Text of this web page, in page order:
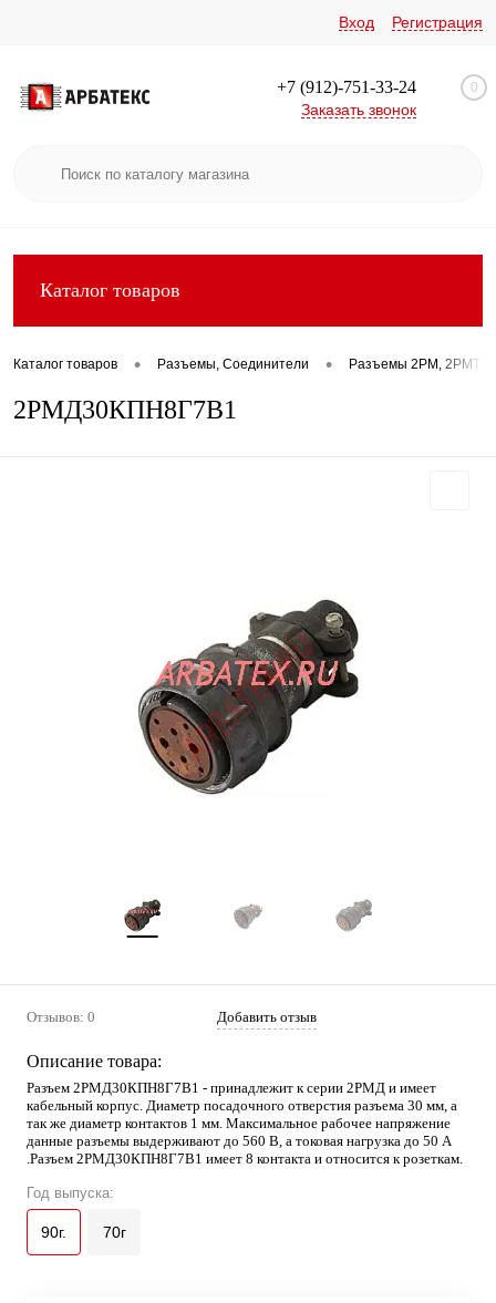
Вход Регистрация
+7 (912)-751-33-24
Заказать звонок
0
Каталог товаров
Каталог товаров • Разъемы, Соединители • Разъемы 2РМ, 2РМТ,
2РМД30КПН8Г7В1
Отзывов: 0 Добавить отзыв
Описание товара:
Разъем 2РМД30КПН8Г7В1 - принадлежит к серии 2РМД и имеет
кабельный корпус. Диаметр посадочного отверстия разъема 30 мм, а
так же диаметр контактов 1 мм. Максимальное рабочее напряжение
данные разъемы выдерживают до 560 В, а токовая нагрузка до 50 А
.Разъем 2РМД30КПН8Г7В1 имеет 8 контакта и относится к розеткам.
Год выпуска:
90г. 70г